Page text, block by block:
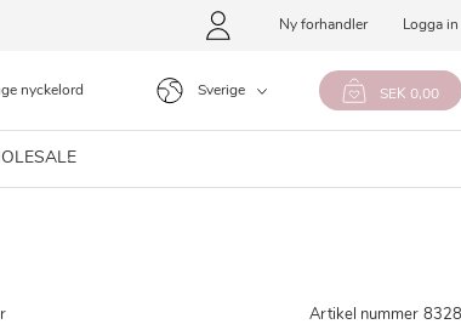
Ny forhandler Logga in
Sverige SEK 0,00
Artikel nummer 8328